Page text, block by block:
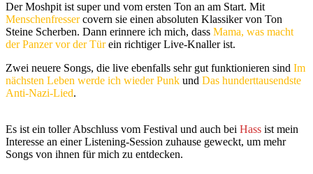
Der Moshpit ist super und vom ersten Ton an am Start. Mit
Menschenfressercovern sie einen absoluten Klassiker von Ton
Steine Scherben. Dann erinnere ich mich, dass Mama, was macht
der Panzer vor der Türein richtiger Live-Knaller ist.
Zwei neuere Songs, die live ebenfalls sehr gut funktionieren sind Im
nächsten Leben werde ich wieder Punk und Das hunderttausendste
Anti-Nazi-Lied.
Es ist ein toller Abschluss vom Festival und auch bei Hass ist mein
Interesse an einer Listening-Session zuhause geweckt, um mehr
Songs von ihnen für mich zu entdecken.